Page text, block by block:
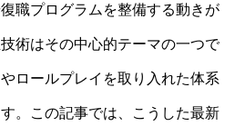
職プログラムを整備する動きが
術はその中心的テーマの一つで
ロールプレイを取り入れた体系
。この記事では、こうした最新